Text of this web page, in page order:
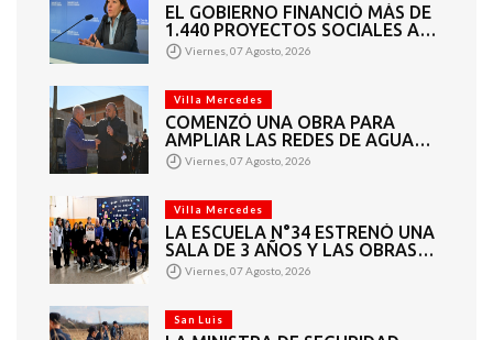
EL GOBIERNO FINANCIÓ MÁS DE
1.440 PROYECTOS SOCIALES A
2.200 ENTIDADES DE TODA LA
PROVINCIA
Viernes, 07 Agosto, 2026
Villa Mercedes
COMENZÓ UNA OBRA PARA
AMPLIAR LAS REDES DE AGUA
POTABLE Y CLOACAS EN VILLA
MERCEDES
Viernes, 07 Agosto, 2026
Villa Mercedes
LA ESCUELA N°34 ESTRENÓ UNA
SALA DE 3 AÑOS Y LAS OBRAS
QUE PERMITEN COMPLETAR EL
CICLO SECUNDARIO
Viernes, 07 Agosto, 2026
San Luis